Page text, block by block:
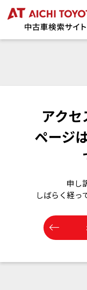
アク
ページ
申し
しばらく経っ